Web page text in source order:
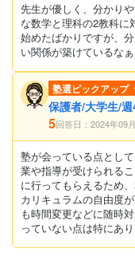
先生が優しく、分かり
な数学と理科の2教科
始めたばかりですが、
い関係が築けているなぁ
塾選ピックアップ
保護者/大学生/
5回答日：2024年09
塾が会っている点とし
業や指導が受けられる
に行ってもらえるため
カリキュラムの自由度
も時間変更などに随時
っていない点は特にあり